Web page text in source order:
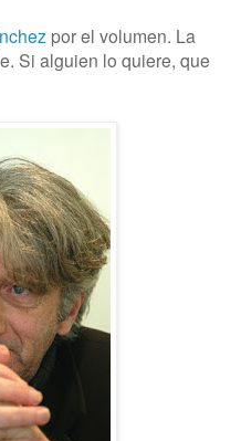
por el volumen. La
Si alguien lo quiere, que